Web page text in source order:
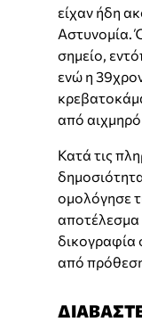
είχαν ήδη
Αστυνομία.
σημείο,
ενώ η
από αιχμηρό
Κατά τις
ομολόγησε
αποτέλεσμα
δικογραφία
από πρόθεση